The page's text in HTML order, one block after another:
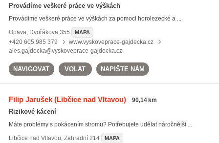
Provádíme veškeré práce ve výškách
Provádíme veškeré práce ve výškách za pomoci horolezecké a ...
Opava, Dvořákova 355 MAPA
+420 605 985 379
www.vyskoveprace-gajdecka.cz
ales.gajdecka@vyskoveprace-gajdecka.cz
NAVIGOVAT VOLAT NAPIŠTE NÁM
Filip Jarušek(Libčice nad Vltavou) 90,14 km
Rizikové kácení
Máte problémy s pokácením stromu? Potřebujete udělat náročnější ...
Libčice nad Vltavou, Zahradní 214 MAPA